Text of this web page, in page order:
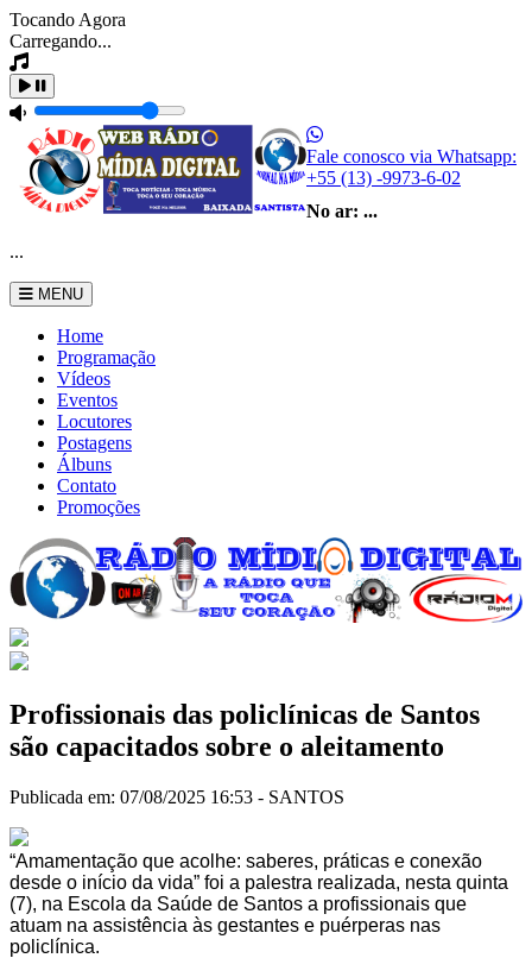
Tocando Agora
Carregando...
Fale conosco via Whatsapp:
+55 (13) -9973-6-02
No ar: ...
...
MENU
Home
Programação
Vídeos
Eventos
Locutores
Postagens
Álbuns
Contato
Promoções
Profissionais das policlínicas de Santos
são capacitados sobre o aleitamento
Publicada em: 07/08/2025 16:53 - SANTOS
“Amamentação que acolhe: saberes, práticas e conexão
desde o início da vida” foi a palestra realizada, nesta quinta
(7), na Escola da Saúde de Santos a profissionais que
atuam na assistência às gestantes e puérperas nas
policlínica.